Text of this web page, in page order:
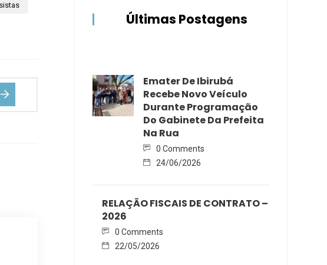
Últimas Postagens
Emater De Ibirubá
Recebe Novo Veículo
Durante Programação
Do Gabinete Da Prefeita
Na Rua
0 Comments
24/06/2026
RELAÇÃO FISCAIS DE CONTRATO –
2026
0 Comments
22/05/2026